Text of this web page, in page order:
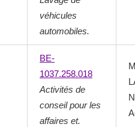
véhicules
automobiles.
BE-
1037.258.018
Activités de
conseil pour les
affaires et.